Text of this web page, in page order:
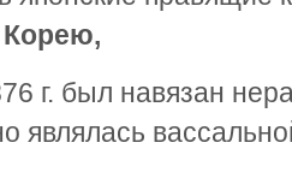
Корею,
г. был навязан
являлась